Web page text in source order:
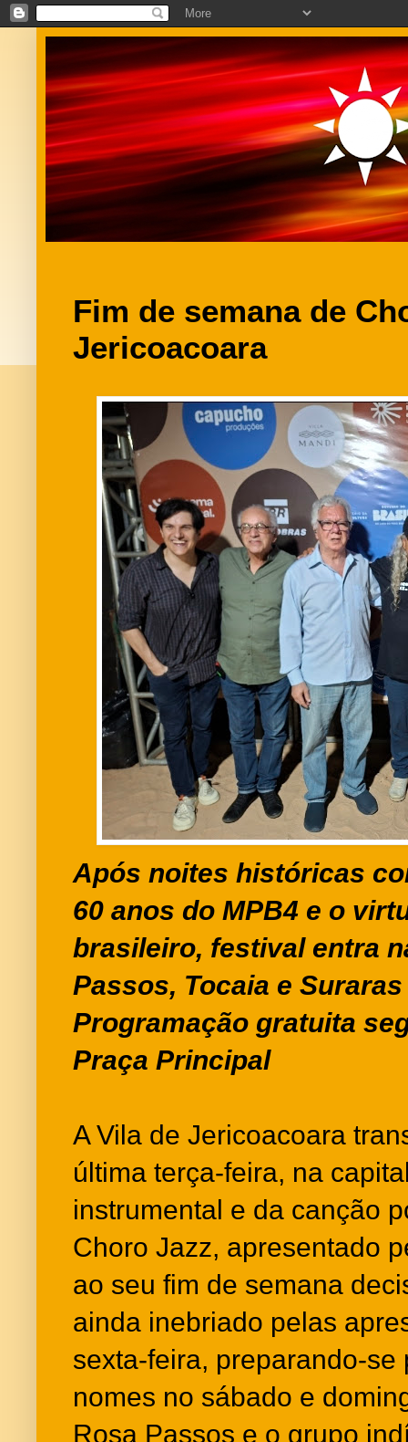
Fim de semana de
Jericoacoara
Após noites históricas
60 anos do MPB4 e o
brasileiro, festival entra
Passos, Tocaia e
Programação gratuita
Praça Principal
A Vila de Jericoacoara
última terça-feira, na
instrumental e da canção
Choro Jazz, apresentado
ao seu fim de semana
ainda inebriado pelas
sexta-feira, preparando-
nomes no sábado e
Rosa Passos e o grupo